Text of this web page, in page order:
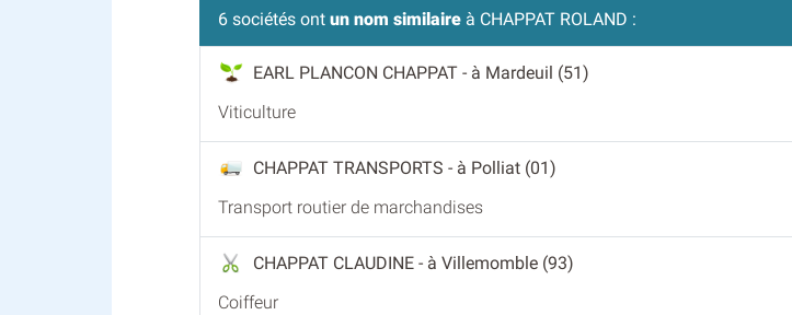
6 sociétés ont un nom similaire à CHAPPAT ROLAND :
EARL PLANCON CHAPPAT - à Mardeuil (51)
Viticulture
CHAPPAT TRANSPORTS - à Polliat (01)
Transport routier de marchandises
CHAPPAT CLAUDINE - à Villemomble (93)
Coiffeur